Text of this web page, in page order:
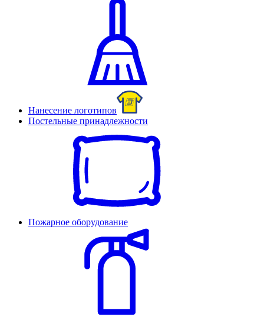
Нанесение логотипов
Постельные принадлежности
Пожарное оборудование